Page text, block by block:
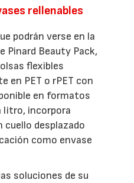
rellenables
podrán verse en la
Pinard Beauty Pack,
flexibles
en PET o rPET con
en formatos
litro, incorpora
cuello desplazado
como envase
soluciones de su